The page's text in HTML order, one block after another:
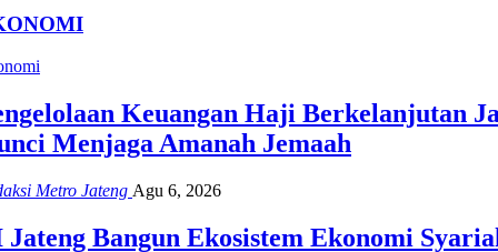
Keuangan Haji Berkelanjutan
Menjaga Amanah Jemaah
Metro Jateng Agu 6, 2026
Jateng Bangun Ekosistem Ekonomi